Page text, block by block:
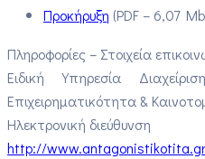
Προκήρυξη (PDF – 6,07
Πληροφορίες – Στοιχεία
Ειδική Υπηρεσία
Επιχειρηματικότητα &
Ηλεκτρονική διεύθυνση
http://www.antagonistikotita.gr